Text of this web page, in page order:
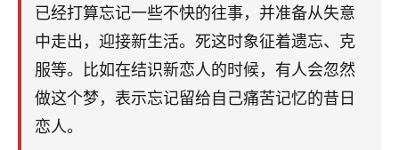
已经打算忘记一些不快的往事，并准备从失意
中走出，迎接新生活。死这时象征着遗忘、克
服等。比如在结识新恋人的时候，有人会忽然
做这个梦，表示忘记留给自己痛苦记忆的昔日
恋人。
梦醒时分
我女儿高二叛逆，大半年不上学，一说她就要死要活
的，把我们两口子愁的不行，朋友给我推荐的慧来老
师，一开始我是病急乱投医，这半年来，法事一个个
做完，我女儿跟变了个人一样，不期望她能考多好的
大学，只要能安安稳稳的把书读了，身体心理都健健
康康的我就很知足了！